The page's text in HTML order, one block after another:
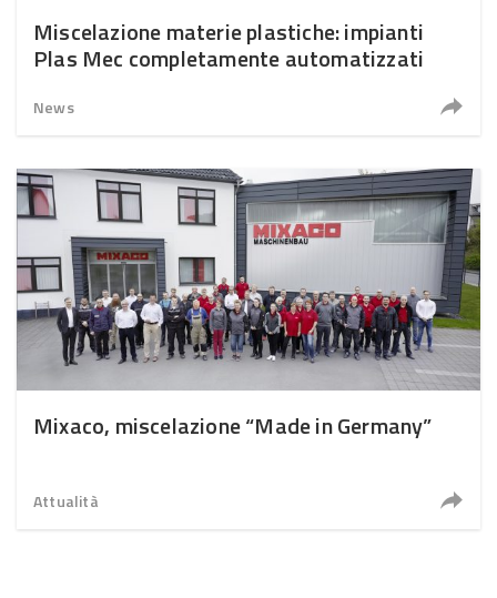
Miscelazione materie plastiche: impianti
Plas Mec completamente automatizzati
News
Mixaco, miscelazione “Made in Germany”
Attualità